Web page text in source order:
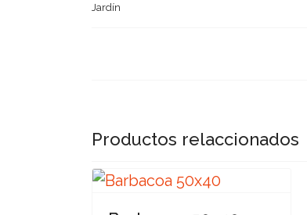
Jardín
Productos relaccionados